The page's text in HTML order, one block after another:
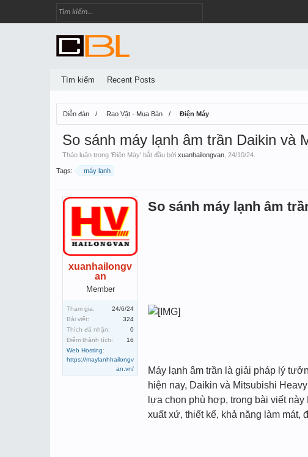
Diễn đàn Rao Vặt - Mua Bán Điện Máy
So sánh máy lạnh âm trần Daikin và
Thảo luận trong 'Điện Máy' bắt đầu bởi xuanhailongvan 24/10/24
Tags: máy lạnh
xuanhailongv
an
Member
Tham gia:
24/6/24
Bài viết:
324
Thích đã nhận:
0
Điểm thành tích:
16
Web Hosting:
https://maylanhhailongv
an.vn/
So sánh máy lạnh âm
Máy lạnh âm trần là giải pháp lý
hiện nay, Daikin và Mitsubishi
lựa chọn phù hợp, trong bài viết
xuất xứ, thiết kế, khả năng làm mát,
Tìm kiếm Recent Posts